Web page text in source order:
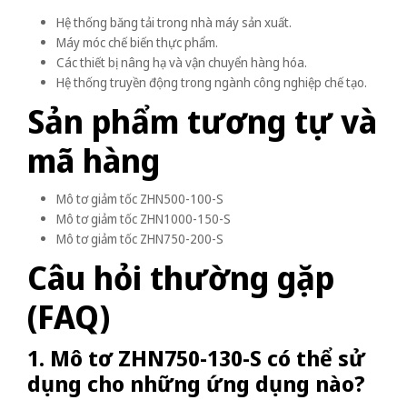
Hệ thống băng tải trong nhà máy sản xuất.
Máy móc chế biến thực phẩm.
Các thiết bị nâng hạ và vận chuyển hàng hóa.
Hệ thống truyền động trong ngành công nghiệp chế tạo.
Sản phẩm tương tự và
mã hàng
Mô tơ giảm tốc ZHN500-100-S
Mô tơ giảm tốc ZHN1000-150-S
Mô tơ giảm tốc ZHN750-200-S
Câu hỏi thường gặp
(FAQ)
1. Mô tơ ZHN750-130-S có thể sử
dụng cho những ứng dụng nào?